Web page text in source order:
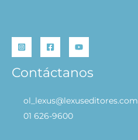
Contáctanos
ol_lexus@lexuseditores.com
01 626-9600